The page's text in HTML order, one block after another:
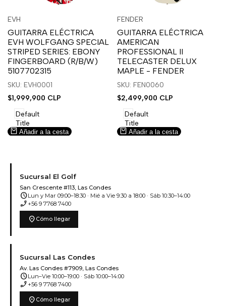
sesión
para
usar
la
lista
deseos.
para
usar
Compare
Proveedor:
EVH
GUITARRA ELÉCTRICA
EVH WOLFGANG SPECIAL
STRIPED SERIES: EBONY
FINGERBOARD (R/B/W)
5107702315
SKU: EVH0001
Precio
venta
$1,999,900 CLP
Default
Title
Añadir a la cesta
sesión
para
usar
la
lista
deseos.
sesión
para
usar
Compare
Vista
Proveedor:
FENDER
GUITARRA ELÉCTRICA
AMERICAN
PROFESSIONAL II
TELECASTER DELUX
MAPLE - FENDER
SKU: FEN0060
Precio
venta
$2,499,900 CLP
Default
Title
Añadir a la cesta
Sucursal El Golf
San Crescente #113, Las Condes
scheduleLun y Mar 09:00–18:30 · Mié a Vie 9:30 a 18:00 · Sáb 10:30–14:00
phone_enabled +56 9 7768 7400
location_on Cómo llegar
Sucursal Las Condes
Av. Las Condes #7909, Las Condes
scheduleLun–Vie 10:00–19:00 · Sáb 10:00–14:00
phone_enabled +56 9 7768 7400
location_on Cómo llegar